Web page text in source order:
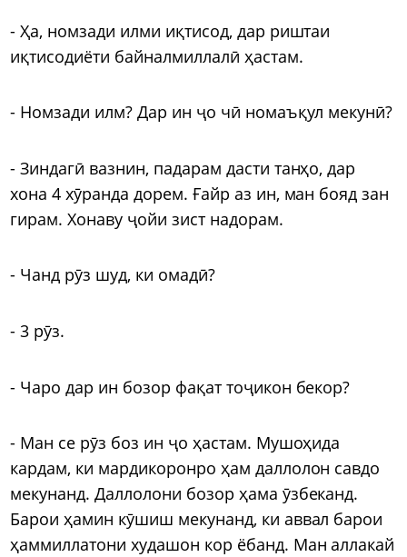
- Ҳа, номзади илми иқтисод, дар риштаи
иқтисодиёти байналмиллалӣ ҳастам.
- Номзади илм? Дар ин ҷо чӣ номаъқул мекунӣ?
- Зиндагӣ вазнин, падарам дасти танҳо, дар
хона 4 хӯранда дорем. Ғайр аз ин, ман бояд зан
гирам. Хонаву ҷойи зист надорам.
- Чанд рӯз шуд, ки омадӣ?
- 3 рӯз.
- Чаро дар ин бозор фақат тоҷикон бекор?
- Ман се рӯз боз ин ҷо ҳастам. Мушоҳида
кардам, ки мардикоронро ҳам даллолон савдо
мекунанд. Даллолони бозор ҳама ӯзбеканд.
Барои ҳамин кӯшиш мекунанд, ки аввал барои
ҳаммиллатони худашон кор ёбанд. Ман аллакай